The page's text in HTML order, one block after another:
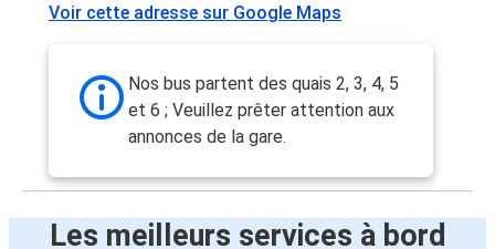
Voir cette adresse sur Google Maps
Nos bus partent des quais 2, 3, 4, 5
et 6 ; Veuillez prêter attention aux
annonces de la gare.
Les meilleurs services à bord